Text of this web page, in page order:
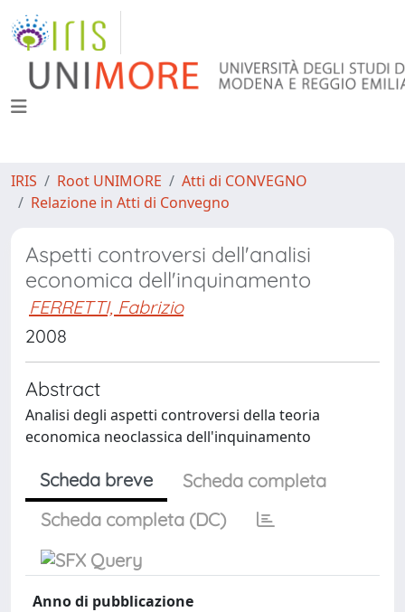
IRIS Root UNIMORE
Atti di CONVEGNO
Relazione in Atti di Convegno
Aspetti controversi dell'analisi
economica dell'inquinamento
FERRETTI, Fabrizio
2008
Abstract
Analisi degli aspetti controversi della teoria
economica neoclassica dell'inquinamento
Scheda breve
Scheda completa
Scheda completa (DC)
Anno di pubblicazione